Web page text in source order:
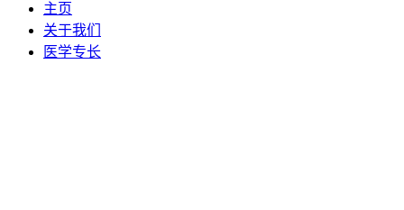
主页
关于我们
医学专长